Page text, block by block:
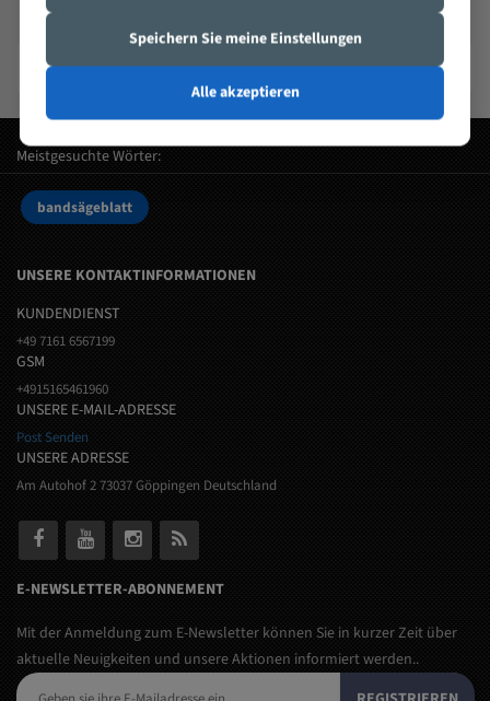
Bandsägeblätter
Meistgesuchte Wörter:
bandsägeblatt
UNSERE KONTAKTINFORMATIONEN
KUNDENDIENST
+49 7161 6567199
GSM
+4915165461960
UNSERE E-MAIL-ADRESSE
Post Senden
UNSERE ADRESSE
Am Autohof 2 73037 Göppingen Deutschland
E-NEWSLETTER-ABONNEMENT
Mit der Anmeldung zum E-Newsletter können Sie in kurzer Zeit über
aktuelle Neuigkeiten und unsere Aktionen informiert werden..
Speichern Sie meine Einstellungen
Alle akzeptieren